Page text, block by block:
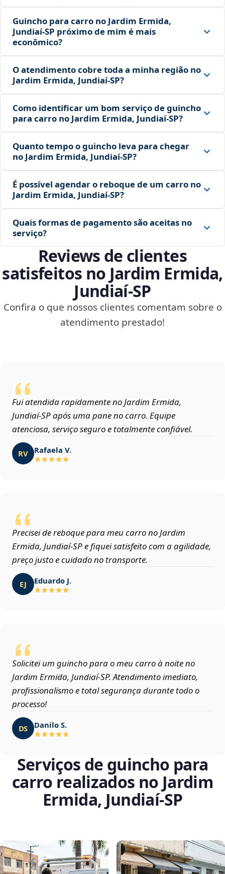
Guincho para carro no Jardim Ermida,
Jundiaí‑SP próximo de mim é mais
econômico?
O atendimento cobre toda a minha região no
Jardim Ermida, Jundiaí‑SP?
Como identificar um bom serviço de guincho
para carro no Jardim Ermida, Jundiaí‑SP?
Quanto tempo o guincho leva para chegar
no Jardim Ermida, Jundiaí‑SP?
É possível agendar o reboque de um carro no
Jardim Ermida, Jundiaí‑SP?
Quais formas de pagamento são aceitas no
serviço?
Reviews de clientes
satisfeitos no Jardim Ermida,
Jundiaí‑SP
Confira o que nossos clientes comentam sobre o
atendimento prestado!
Fui atendida rapidamente no Jardim Ermida,
Jundiaí‑SP após uma pane no carro. Equipe
atenciosa, serviço seguro e totalmente confiável.
RV Rafaela V.
Precisei de reboque para meu carro no Jardim
Ermida, Jundiaí‑SP e fiquei satisfeito com a agilidade,
preço justo e cuidado no transporte.
EJ Eduardo J.
Solicitei um guincho para o meu carro à noite no
Jardim Ermida, Jundiaí‑SP. Atendimento imediato,
profissionalismo e total segurança durante todo o
processo!
DS Danilo S.
Serviços de guincho para
carro realizados no Jardim
Ermida, Jundiaí‑SP